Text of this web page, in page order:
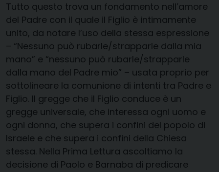
Tutto questo trova un fondamento nell’amore
del Padre con il quale il Figlio è intimamente
unito, da notare l’uso della stessa espressione
– “Nessuno può rubarle/strapparle dalla mia
mano” e “nessuno può rubarle/strapparle
dalla mano del Padre mio” – usata proprio per
sottolineare la comunione di intenti tra Padre e
Figlio. Il gregge che il Figlio conduce è un
gregge universale, che interessa ogni uomo e
ogni donna, che supera i confini del popolo di
Israele e che supera i confini della Chiesa
stessa. Nella Prima Lettura ascoltiamo la
decisione di Paolo e Barnaba di predicare